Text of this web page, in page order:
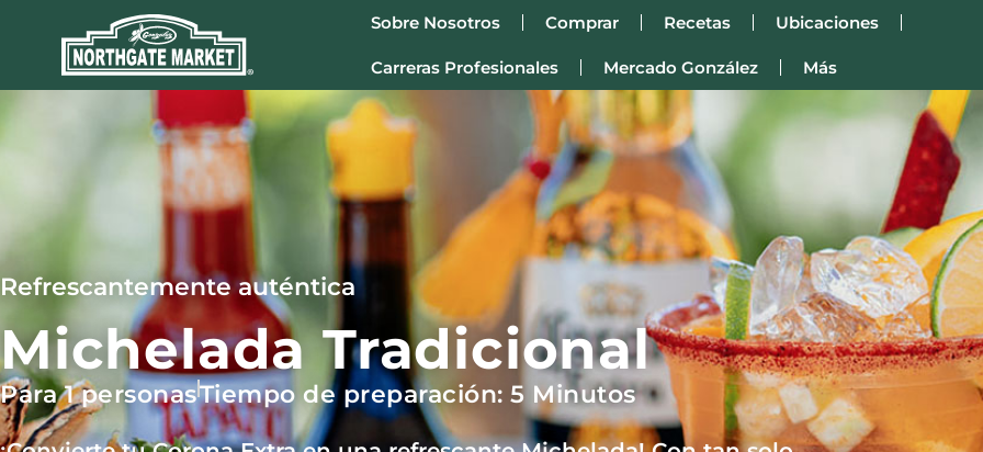
Sobre Nosotros Comprar Recetas Ubicaciones
Carreras Profesionales Mercado González Más
Refrescantemente auténtica
Michelada Tradicional
Para 1 personasTiempo de preparación: 5 Minutos